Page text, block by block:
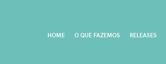
HOME O QUE FAZEMOS RELEASES